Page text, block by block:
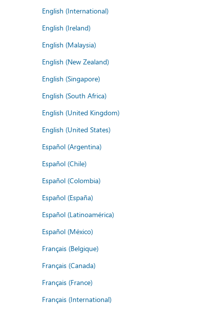
English (International)
English (Ireland)
English (Malaysia)
English (New Zealand)
English (Singapore)
English (South Africa)
English (United Kingdom)
English (United States)
Español (Argentina)
Español (Chile)
Español (Colombia)
Español (España)
Español (Latinoamérica)
Español (México)
Français (Belgique)
Français (Canada)
Français (France)
Français (International)